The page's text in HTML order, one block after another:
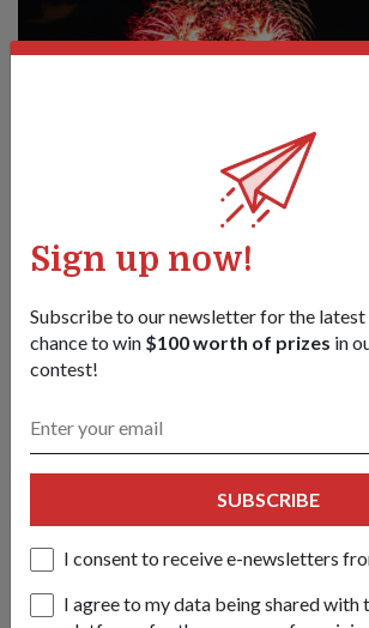
Sign up now!
Subscribe to our newsletter for the latest
chance to win $100 worth of prizes in
contest!
SUBSCRIBE
I consent to receive e-newsletters
I agree to my data being shared with
Tempat yang biasa,
untuk sambutan NDP 2026
21 May 26
Stadium Nasional dengan pertunjukan